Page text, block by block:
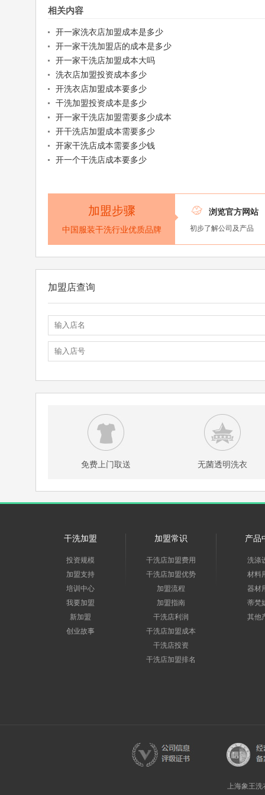
相关内容
开一家洗衣店加盟成本是多少
开一家干洗加盟店的成本是多少
开一家干洗店加盟成本大吗
洗衣店加盟投资成本多少
开洗衣店加盟成本要多少
干洗加盟投资成本是多少
开一家干洗店加盟需要多少成本
开干洗店加盟成本需要多少
开家干洗店成本需要多少钱
开一个干洗店成本要多少
加盟步骤
中国服装干洗行业优质品牌
 浏览官方网站
初步了解公司及产品
加盟店查询
免费上门取送 无菌透明洗衣
干洗加盟
投资规模
加盟支持
培训中心
我要加盟
新加盟
创业故事
加盟常识
干洗店加盟费用
干洗店加盟优势
加盟流程
加盟指南
干洗店利润
干洗店加盟成本
干洗店投资
干洗店加盟排名
产品
洗涤
材料
器材
蒂梵
其他
上海象王